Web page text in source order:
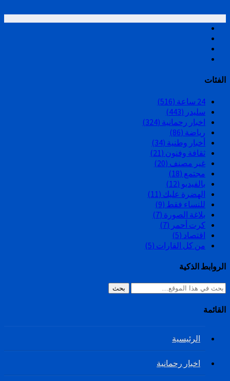
الفئات
24 ساعة
(516)
سليدر (443)
اخبار رحمانية (324)
رياضة (86)
أخبار وطنية (34)
ثقافة وفنون (21)
غير مصنف (20)
مجتمع (18)
بالفيديو (12)
الهضرة عليك (11)
للنساء فقط (9)
بلاغة الصورة (7)
كرت أحمر (7)
اقتصاد (5)
من كل القارات (5)
الروابط الذكية
بحث
القائمة
الرئيسية
اخبار رحمانية